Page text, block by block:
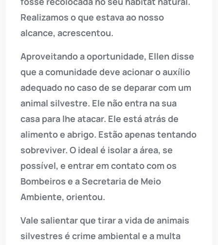
Realizamos o que estava ao nosso
alcance, acrescentou.
Aproveitando a oportunidade, Ellen disse
que a comunidade deve acionar o auxílio
adequado no caso de se deparar com um
animal silvestre. Ele não entra na sua
casa para lhe atacar. Ele está atrás de
alimento e abrigo. Estão apenas tentando
sobreviver. O ideal é isolar a área, se
possível, e entrar em contato com os
Bombeiros e a Secretaria de Meio
Ambiente, orientou.
Vale salientar que tirar a vida de animais
silvestres é crime ambiental e a multa